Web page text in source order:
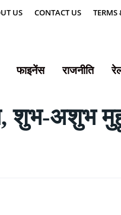
US CONTACT US
फाइनेंस राजनीति
शुभ-अशुभ